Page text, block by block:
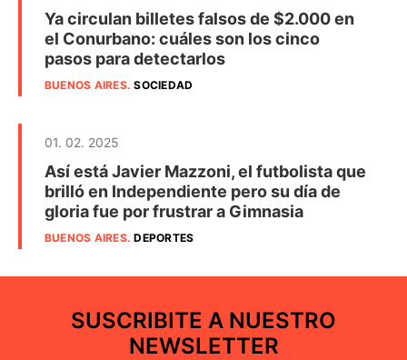
Ya circulan billetes falsos de $2.000 en
el Conurbano: cuáles son los cinco
pasos para detectarlos
BUENOS AIRES.SOCIEDAD
01. 02. 2025
Así está Javier Mazzoni, el futbolista que
brilló en Independiente pero su día de
gloria fue por frustrar a Gimnasia
BUENOS AIRES.DEPORTES
SUSCRIBITE A NUESTRO
NEWSLETTER